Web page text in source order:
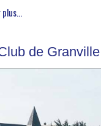
de Granville